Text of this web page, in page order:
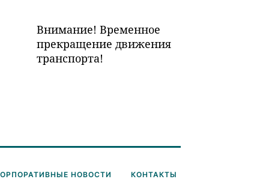
Внимание! Временное
прекращение движения
транспорта!
НОВОСТИ КОНТАКТЫ